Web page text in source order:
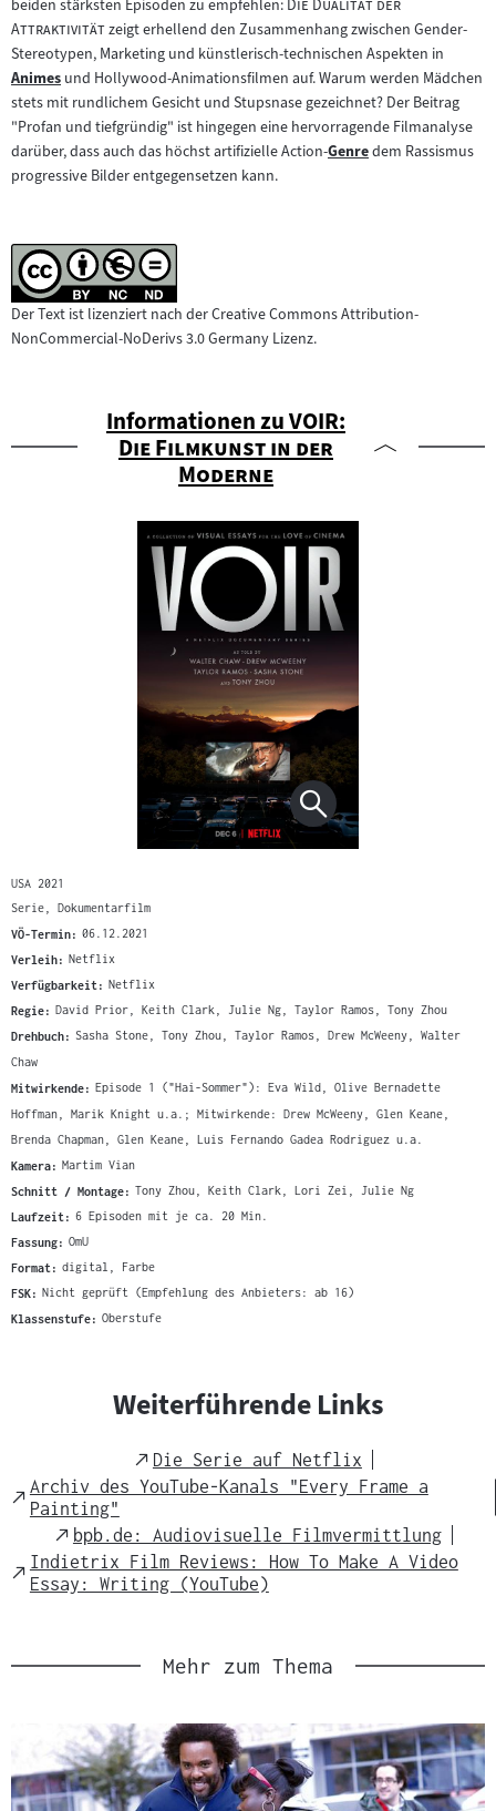
beiden stärksten Episoden zu empfehlen: "
Die Dualität der
Attraktivität"zeigt erhellend den Zusammenhang zwischen Gender-
Stereotypen, Marketing und künstlerisch-technischen Aspekten in
Zum
Inhalt:
Animes und Hollywood-Animationsfilmen auf. Warum werden Mädchen
stets mit rundlichem Gesicht und Stupsnase gezeichnet? Der Beitrag
"Profan und tiefgründig" ist hingegen eine hervorragende Filmanalyse
darüber, dass auch das höchst artifizielle Action-Zum
Genredem Rassismus
progressive Bilder entgegensetzen kann.
Der Text ist lizenziert nach der Creative Commons Attribution-
NonCommercial-NoDerivs 3.0 Germany Lizenz.
Informationen zu"
VOIR:
Die Filmkunst in der
Moderne"
USA 2021
Serie, Dokumentarfilm
VÖ-Termin: 06.12.2021
Verleih: Netflix
Verfügbarkeit: Netflix
Regie: David Prior, Keith Clark, Julie Ng, Taylor Ramos, Tony Zhou
Drehbuch: Sasha Stone, Tony Zhou, Taylor Ramos, Drew McWeeny, Walter
Chaw
Mitwirkende: Episode 1 ("Hai-Sommer"): Eva Wild, Olive Bernadette
Hoffman, Marik Knight u.a.; Mitwirkende: Drew McWeeny, Glen Keane,
Brenda Chapman, Glen Keane, Luis Fernando Gadea Rodriguez u.a.
Kamera: Martim Vian
Schnitt / Montage: Tony Zhou, Keith Clark, Lori Zei, Julie Ng
Laufzeit: 6 Episoden mit je ca. 20 Min.
Fassung: OmU
Format: digital, Farbe
FSK: Nicht geprüft (Empfehlung des Anbieters: ab 16)
Klassenstufe: Oberstufe
Weiterführende Links
External
Link
Die Serie auf Netflix
External
Link
Archiv des YouTube-Kanals "Every Frame a
Painting"
External
Link
bpb.de: Audiovisuelle Filmvermittlung
External
Link
Indietrix Film Reviews: How To Make A Video
Essay: Writing (YouTube)
Mehr zum Thema